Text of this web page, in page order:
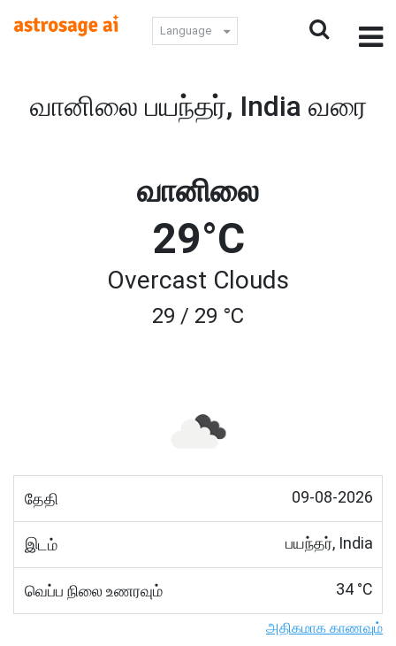
Language
வானிலை பயந்தர், India வரை
வானிலை
29°C
Overcast Clouds
29 / 29 °C
தேதி 09-08-2026
இடம் பயந்தர், India
வெப்ப நிலை உணரவும் 34 °C
அதிகமாக காணவும்